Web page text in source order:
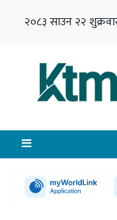
२०८३ साउन २२